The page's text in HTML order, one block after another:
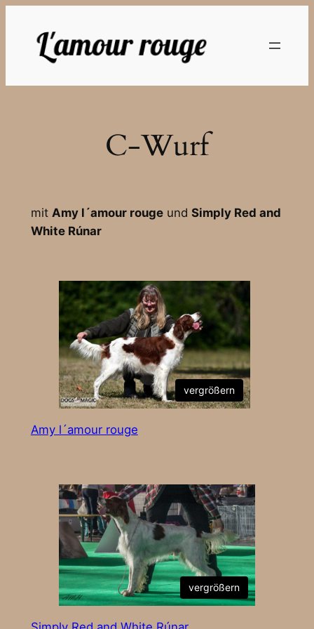
springen
C-Wurf
mit Amy l´amour rougeund Simply Red and
White Rúnar
vergrößern
Amy l´amour rouge
vergrößern